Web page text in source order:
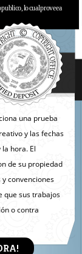
lo cual provee a
una prueba
y las fechas
hora. El
de su propiedad
convenciones
que sus trabajos
o contra